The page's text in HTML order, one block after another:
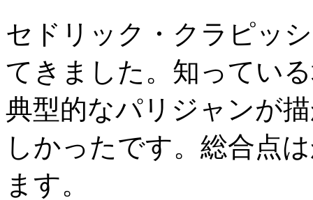
セドリック・クラピッ
てきました。知ってい
典型的なパリジャンが
しかったです。総合点
ます。